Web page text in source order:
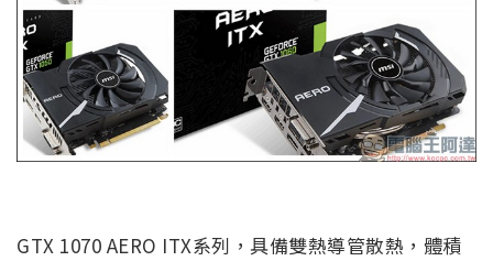
GTX 1070 AERO ITX系列，具備雙熱導管散熱，體積